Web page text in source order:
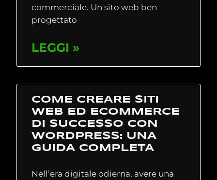
commerciale. Un sito web ben
progettato
LEGGI »
COME CREARE SITI
WEB ED ECOMMERCE
DI SUCCESSO CON
WORDPRESS: UNA
GUIDA COMPLETA
Nell’era digitale odierna, avere una